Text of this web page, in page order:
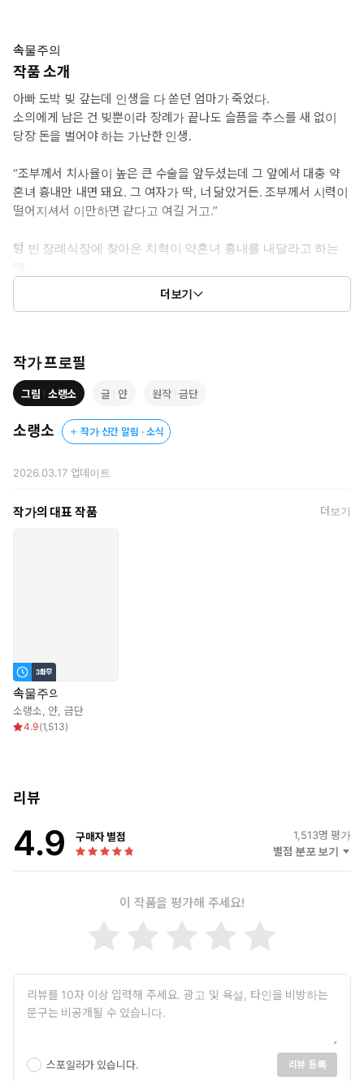
속물주의
작품 소개
아빠 도박 빚 갚는데 인생을 다 쏟던 엄마가 죽었다.
소의에게 남은 건 빚뿐이라 장례가 끝나도 슬픔을 추스를 새 없이
당장 돈을 벌어야 하는 가난한 인생.
“조부께서 치사율이 높은 큰 수술을 앞두셨는데 그 앞에서 대충 약
혼녀 흉내만 내면 돼요. 그 여자가 딱, 너 닮았거든. 조부께서 시력이
떨어지셔서 이만하면 같다고 여길 거고.”
텅 빈 장례식장에 찾아온 치혁이 약혼녀 흉내를 내달라고 하는
약속된 보수는 일당과 아빠와의 인연을 끊어 주는 것.
소의로서는 하지 않을 이유가 없었다.
“예뻐서 어울리는 게 이렇게 많은데, 어떡하겠어.”
치혁은 분명 약혼녀 취급을 해주는 것뿐인데, 그 다정한 언행에 소의
는 점점 마음이 간다.
돈을 써 보라고 카드를 주고, 밥을 먹으라고 신경 써 주는 그에게
서….”
“하아, 나 한 번 쌀 때, 양 많은데.”
“얼, 마나, 아, 으흐, 우, 흐응!”
“먹어 보면, 알겠지. 싸 줄 테니까, 잘 받아, 먹어요.”
“흐윽, 사, 살살, 해 주세, 요, 응, 아!”
“살살해 줘요? 좆을 살살 물어야, 후으, 살살 박아 줄 텐데. 보지를
하아, 너무 잘 조이네.”
숫제 짐승처럼 그 여린 몸을 부스러뜨릴 듯 안은 뒤로 일상을 내
어 주기 시작하는데.
끝내 약혼녀 흉내가 끝날 시점이 다가오자….
“순결, 그거 대단한 거 아니라고 하셨잖아요. 우리 편하게 만나는
치혁이 소의에게 뱉었던 가시 같은 말들은 악의 없이 그를 위로하는
더보기
작가 프로필
그림 소랭소 글 얀 원작 금단
소랭소 작가 신간 알림 · 소식
2026.03.17업데이트
작가의 대표 작품 더보기
속물주의
소랭소 얀 금단
4.9(1,513)
리뷰
4.9 구매자 별점 1,513명 평가
별점 분포 보기
이 작품을 평가해 주세요!
스포일러가 있습니다. 리뷰 등록